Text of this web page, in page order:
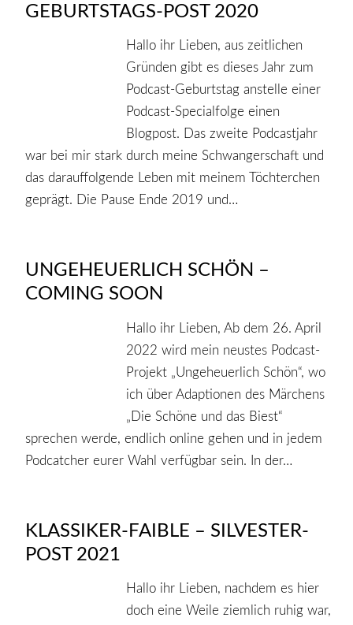
GEBURTSTAGS-POST 2020
Hallo ihr Lieben, aus zeitlichen
Gründen gibt es dieses Jahr zum
Podcast-Geburtstag anstelle einer
Podcast-Specialfolge einen
Blogpost. Das zweite Podcastjahr
war bei mir stark durch meine Schwangerschaft und
das darauffolgende Leben mit meinem Töchterchen
geprägt. Die Pause Ende 2019 und…
UNGEHEUERLICH SCHÖN –
COMING SOON
Hallo ihr Lieben, Ab dem 26. April
2022 wird mein neustes Podcast-
Projekt „Ungeheuerlich Schön“, wo
ich über Adaptionen des Märchens
„Die Schöne und das Biest“
sprechen werde, endlich online gehen und in jedem
Podcatcher eurer Wahl verfügbar sein. In der…
KLASSIKER-FAIBLE – SILVESTER-
POST 2021
Hallo ihr Lieben, nachdem es hier
doch eine Weile ziemlich ruhig war,